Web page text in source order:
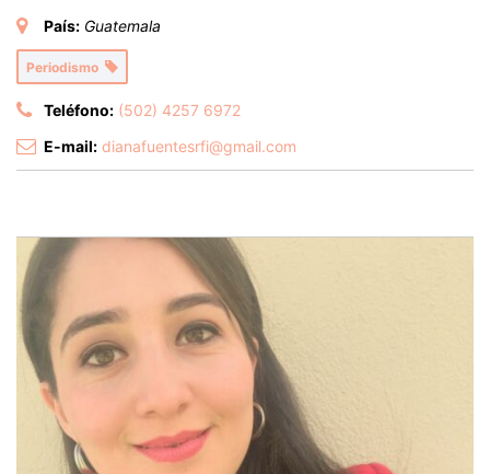
País: Guatemala
Periodismo
Teléfono: (502) 4257 6972
E-mail: dianafuentesrfi@gmail.com